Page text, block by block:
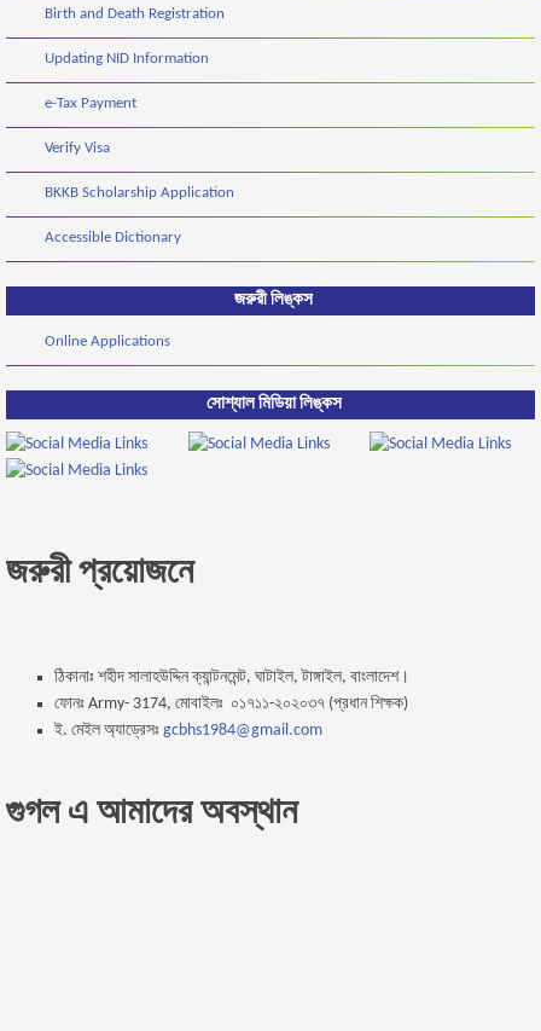
Birth and Death Registration
Updating NID Information
e-Tax Payment
Verify Visa
BKKB Scholarship Application
Accessible Dictionary
জরুরী লিঙ্কস
Online Applications
সোশ্যাল মিডিয়া লিঙ্কস
জরুরী প্রয়োজনে
ঠিকানাঃ শহীদ সালাহউদ্দিন ক্যান্টনমেন্ট, ঘাটাইল, টাঙ্গাইল, বাংলাদেশ।
ফোনঃ Army- 3174, মোবাইলঃ ০১৭১১-২০২০৩৭ (প্রধান শিক্ষক)
ই. মেইল অ্যাড্রেসঃ gcbhs1984@gmail.com
গুগল এ আমাদের অবস্থান